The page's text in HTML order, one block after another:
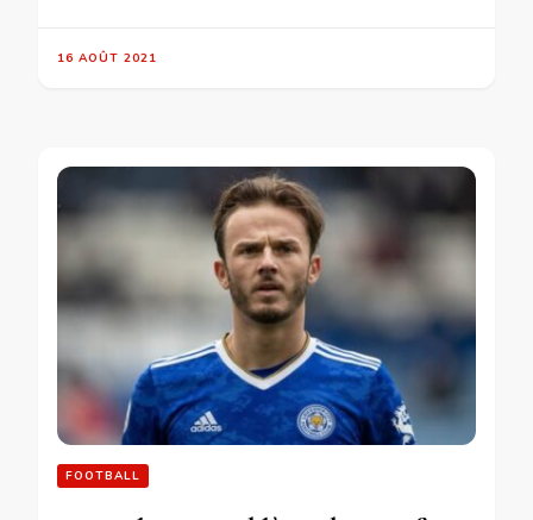
16 AOÛT 2021
FOOTBALL